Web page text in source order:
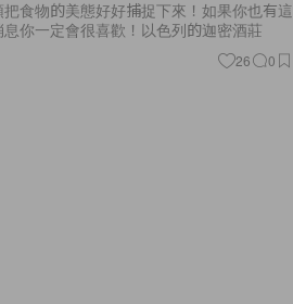
食物的美態好好捕捉下來！如果你也有這
你一定會很喜歡！以色列的迦密酒莊
26 0